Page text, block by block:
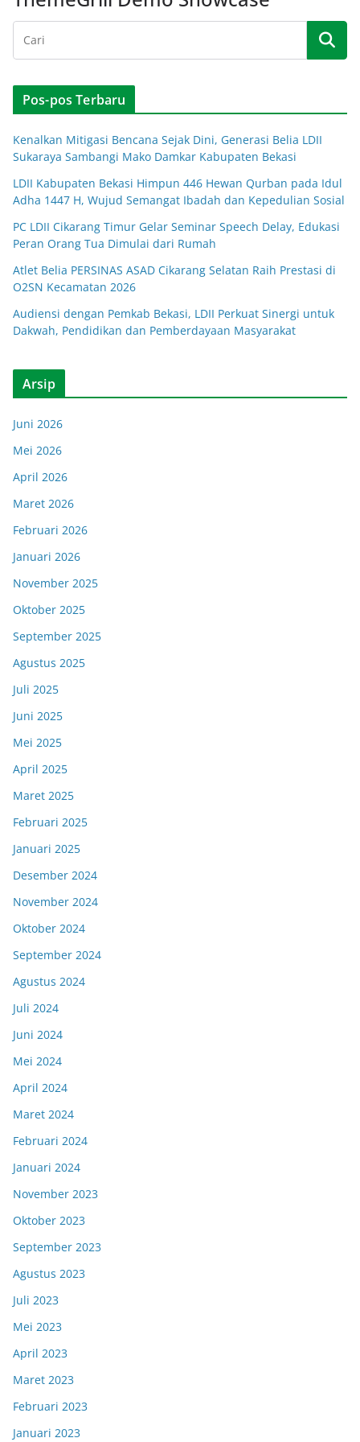
Pos-pos Terbaru
Kenalkan Mitigasi Bencana Sejak Dini, Generasi Belia LDII
Sukaraya Sambangi Mako Damkar Kabupaten Bekasi
LDII Kabupaten Bekasi Himpun 446 Hewan Qurban pada Idul
Adha 1447 H, Wujud Semangat Ibadah dan Kepedulian Sosial
PC LDII Cikarang Timur Gelar Seminar Speech Delay, Edukasi
Peran Orang Tua Dimulai dari Rumah
Atlet Belia PERSINAS ASAD Cikarang Selatan Raih Prestasi di
O2SN Kecamatan 2026
Audiensi dengan Pemkab Bekasi, LDII Perkuat Sinergi untuk
Dakwah, Pendidikan dan Pemberdayaan Masyarakat
Arsip
Juni 2026
Mei 2026
April 2026
Maret 2026
Februari 2026
Januari 2026
November 2025
Oktober 2025
September 2025
Agustus 2025
Juli 2025
Juni 2025
Mei 2025
April 2025
Maret 2025
Februari 2025
Januari 2025
Desember 2024
November 2024
Oktober 2024
September 2024
Agustus 2024
Juli 2024
Juni 2024
Mei 2024
April 2024
Maret 2024
Februari 2024
Januari 2024
November 2023
Oktober 2023
September 2023
Agustus 2023
Juli 2023
Mei 2023
April 2023
Maret 2023
Februari 2023
Januari 2023